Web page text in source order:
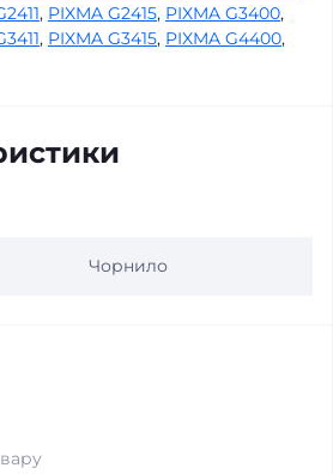
, PIXMA G2415, PIXMA G3400,
, PIXMA G3415, PIXMA G4400,
Чорнило